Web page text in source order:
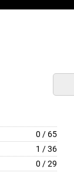
0 / 65
1 / 36
0 / 29